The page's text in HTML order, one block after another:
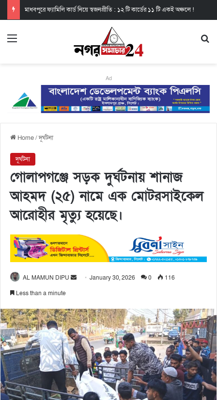
মাধবপুরে ফ্যামিলি কার্ড নিয়ে স্বজনপ্রীতি : ১২ টি কার্ডের ১১ টি একই অঞ্চলে !
Ad
Home/দূর্ঘটনা
দূর্ঘটনা
গোলাপগঞ্জে সড়ক দুর্ঘটনায় শানাজ
আহমদ (২৫) নামে এক মোটরসাইকেল
আরোহীর মৃত্যু হয়েছে।
AL MAMUN DIPU January 30, 2026 0
116
Less than a minute